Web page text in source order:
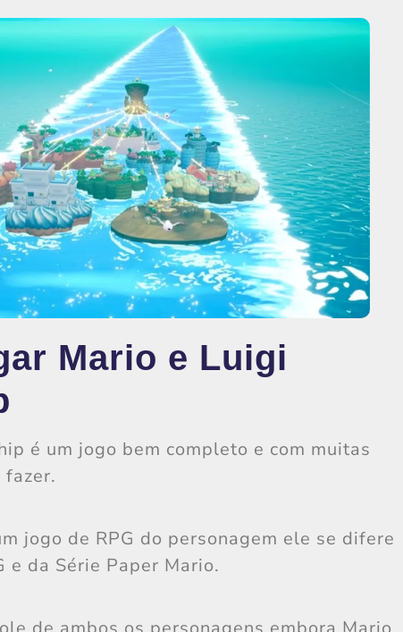
Mario e Luigi
é um jogo bem completo e com muitas
fazer.
jogo de RPG do personagem ele se difere
e da Série Paper Mario.